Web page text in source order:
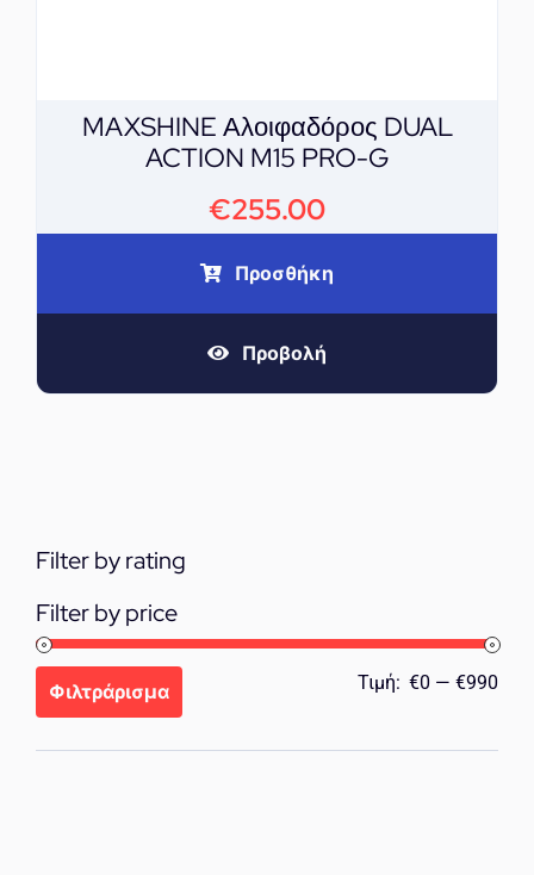
MAXSHINE Αλοιφαδόρος DUAL
ACTION M15 PRO-G
€255.00
Προσθήκη
Προβολή
Filter by rating
Filter by price
Φιλτράρισμα Τιμή: €0 — €990